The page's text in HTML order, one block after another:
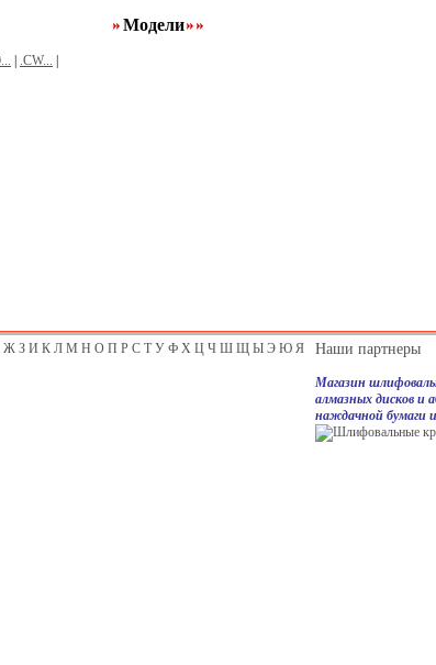
.CW...
Модели
Ж З И К Л М Н О П Р С Т У Ф Х Ц Ч Ш Щ Ы Э Ю Я Наши партнеры
Магазин
алмазных дисков и
наждачной бумаги